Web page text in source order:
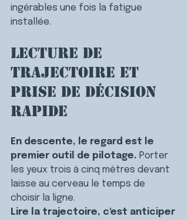
ingérables une fois la fatigue
installée.
Lecture de
trajectoire et
prise de décision
rapide
En descente, le regard est le
premier outil de pilotage. Porter
les yeux trois à cinq mètres devant
laisse au cerveau le temps de
choisir la ligne.
Lire la trajectoire, c'est anticiper